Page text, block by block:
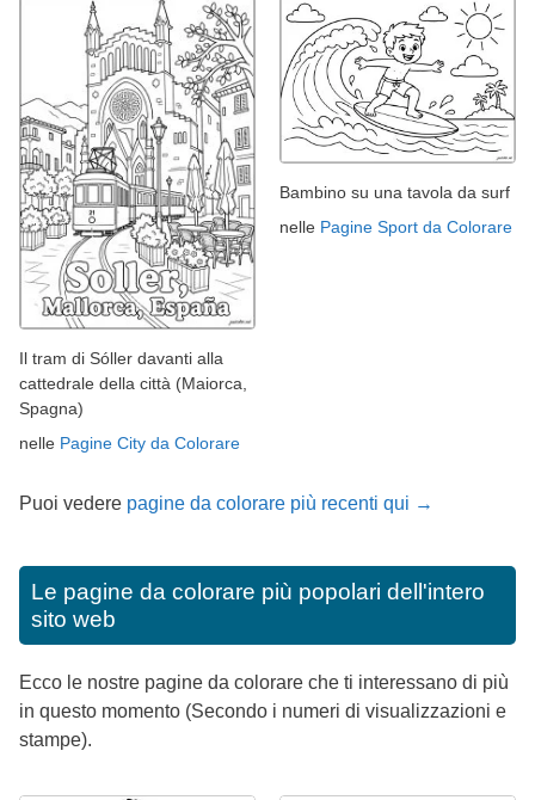
Il tram di Sóller davanti alla
cattedrale della città (Maiorca,
Spagna)
nelle Pagine City da Colorare
Bambino su una tavola da surf
nelle Pagine Sport da Colorare
Puoi vedere pagine da colorare più recenti qui →
Le pagine da colorare più popolari dell'intero
sito web
Ecco le nostre pagine da colorare che ti interessano di più
in questo momento (Secondo i numeri di visualizzazioni e
stampe).